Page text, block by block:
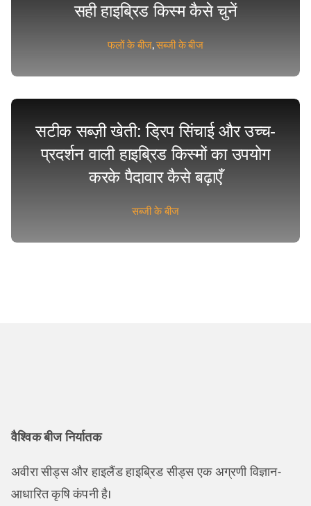
सही हाइब्रिड किस्म कैसे चुनें
फलों के बीज,सब्जी के बीज
सटीक सब्ज़ी खेती: ड्रिप सिंचाई और उच्च-
प्रदर्शन वाली हाइब्रिड किस्मों का उपयोग
करके पैदावार कैसे बढ़ाएँ
सब्जी के बीज
वैश्विक बीज निर्यातक
अवीरा सीड्स और हाइलैंड हाइब्रिड सीड्स एक अग्रणी विज्ञान-
आधारित कृषि कंपनी है।